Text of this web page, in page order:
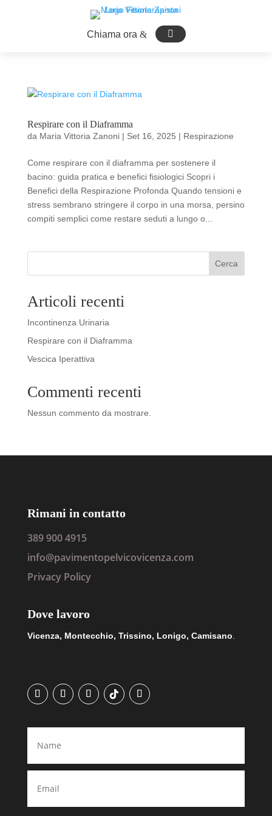
Chiama ora 
Respirare con il Diaframma
da Maria Vittoria Zanoni| Set 16, 2025 | Respirazione
Come respirare con il diaframma per sostenere il
bacino: guida pratica e benefici fisiologici Scopri i
Benefici della Respirazione Profonda Quando tensioni e
stress sembrano stringere il corpo in una morsa, persino
compiti semplici come restare seduti a lungo o...
Cerca
Articoli recenti
Incontinenza Urinaria
Respirare con il Diaframma
Vescica Iperattiva
Commenti recenti
Nessun commento da mostrare.
Rimani in contatto
389 900 4915
info@pavimentopelvicovicenza.com
Privacy Policy
Dove lavoro
Vicenza, Montecchio, Trissino, Lonigo, Camisano